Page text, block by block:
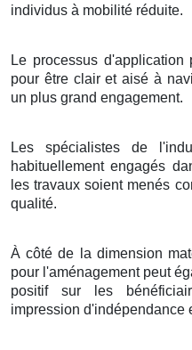
individus à mobilité réduite.
Le processus d'application
pour être clair et aisé à
un plus grand engagement.
Les spécialistes de
habituellement engagés
les travaux soient menés
qualité.
À côté de la dimension
pour l'aménagement peut
positif sur les
impression d'indépendance